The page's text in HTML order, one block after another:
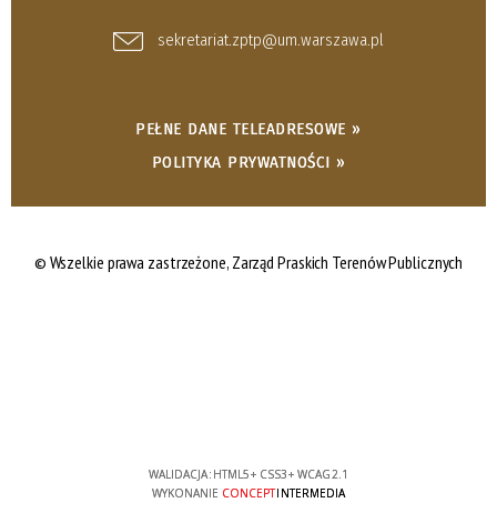
sekretariat.zptp@um.warszawa.pl
PEŁNE DANE TELEADRESOWE »
POLITYKA PRYWATNOŚCI »
© Wszelkie prawa zastrzeżone, Zarząd Praskich Terenów Publicznych
WALIDACJA: HTML5+ CSS3+ WCAG 2.1
WYKONANIE CONCEPTINTERMEDIA